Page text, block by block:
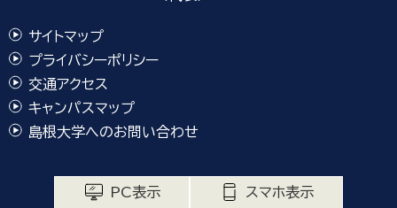
サイトマップ
プライバシーポリシー
交通アクセス
キャンパスマップ
島根大学へのお問い合わせ
PC表示 スマホ表示